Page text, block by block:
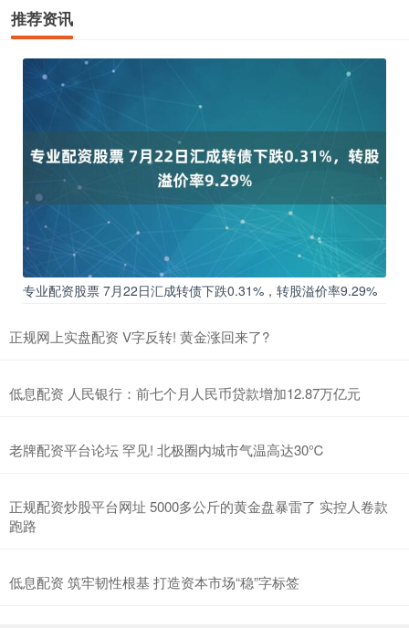
推荐资讯
专业配资股票 7月22日汇成转债下跌0.31%，转股溢价率9.29%
正规网上实盘配资 V字反转! 黄金涨回来了?
低息配资 人民银行：前七个月人民币贷款增加12.87万亿元
老牌配资平台论坛 罕见! 北极圈内城市气温高达30℃
正规配资炒股平台网址 5000多公斤的黄金盘暴雷了 实控人卷款
跑路
低息配资 筑牢韧性根基 打造资本市场“稳”字标签